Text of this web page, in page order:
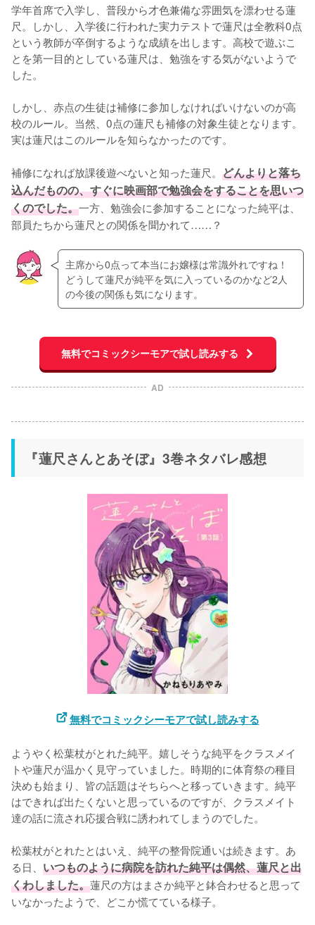
学年首席で入学し、普段から才色兼備な雰囲気を漂わせる蓮
尺。しかし、入学後に行われた実力テストで蓮尺は全教科0点
という教師が卒倒するような成績を出します。高校で遊ぶこ
とを第一目的としている蓮尺は、勉強をする気がないようで
した。
しかし、赤点の生徒は補修に参加しなければいけないのが高
校のルール。当然、0点の蓮尺も補修の対象生徒となります。
実は蓮尺はこのルールを知らなかったのです。
補修になれば放課後遊べないと知った蓮尺。 どんよりと落ち
込んだものの、すぐに映画部で勉強会をすることを思いつ
くのでした。一方、勉強会に参加することになった純平は、
部員たちから蓮尺との関係を聞かれて……？
主席から0点って本当にお嬢様は常識外れですね！
どうして蓮尺が純平を気に入っているのかなど2人
の今後の関係も気になります。
無料でコミックシーモアで試し読みする
AD
『蓮尺さんとあそぼ』3巻ネタバレ感想
無料でコミックシーモアで試し読みする
ようやく松葉杖がとれた純平。嬉しそうな純平をクラスメイ
トや蓮尺が温かく見守っていました。時期的に体育祭の種目
決めも始まり、皆の話題はそちらへと移っていきます。純平
はできれば出たくないと思っているのですが、クラスメイト
達の話に流され応援合戦に誘われてしまうのでした。
松葉杖がとれたとはいえ、純平の整骨院通いは続きます。あ
る日、 いつものように病院を訪れた純平は偶然、蓮尺と出
くわしました。蓮尺の方はまさか純平と鉢合わせると思って
いなかったようで、どこか慌てている様子。